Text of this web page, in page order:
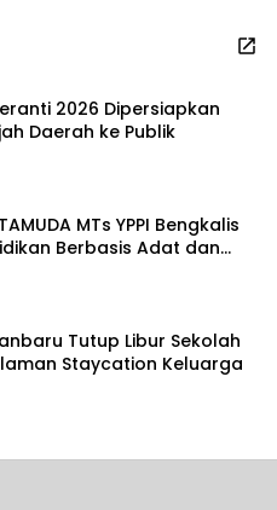
2026 Dipersiapkan
Daerah ke Publik
MTs YPPI Bengkalis
Berbasis Adat dan
Tutup Libur Sekolah
Staycation Keluarga